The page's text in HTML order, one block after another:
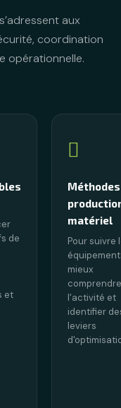
aux
coordination
opérationnelle.
de
et
matériel
Pour suivre
mieux
comprendre
l'activité et
identifier
leviers